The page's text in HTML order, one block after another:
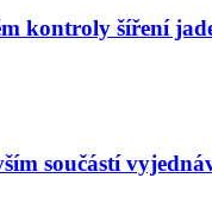
kontroly šíření
součástí